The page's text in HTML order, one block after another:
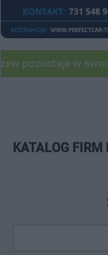
pozostaje w
KATALOG FIRM